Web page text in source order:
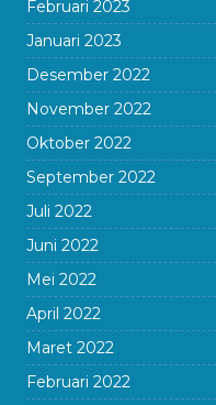
Februari 2023
Januari 2023
Desember 2022
November 2022
Oktober 2022
September 2022
Juli 2022
Juni 2022
Mei 2022
April 2022
Maret 2022
Februari 2022